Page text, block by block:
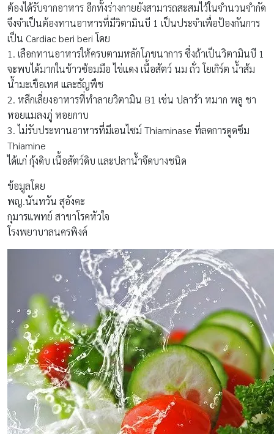
ต้องได้รับจากอาหาร อีกทั้งร่างกายยังสามารถสะสมไว้ในจำนวนจำกัด
จึงจำเป็นต้องทานอาหารที่มีวิตามินบี 1 เป็นประจำเพื่อป้องกันการ
เป็น Cardiac beri beri โดย
1. เลือกทานอาหารให้ครบตามหลักโภชนาการ ซึ่งถ้าเป็นวิตามินบี 1
จะพบได้มากในข้าวซ้อมมือ ไข่แดง เนื้อสัตว์ นม ถั่ว โยเกิร์ต น้ำส้ม
น้ำมะเขือเทศ และธัญพืช
2. หลีกเลี่ยงอาหารที่ทำลายวิตามิน B1 เช่น ปลาร้า หมาก พลู ชา
หอยแมลงภู่ หอยกาบ
3. ไม่รับประทานอาหารที่มีเอนไซม์ Thiaminase ที่ลดการดูดซึม
Thiamine
ได้แก่ กุ้งดิบ เนื้อสัตว์ดิบ และปลาน้ำจืดบางชนิด
ข้อมูลโดย
พญ.นันทวัน สุอังคะ
กุมารแพทย์ สาขาโรคหัวใจ
โรงพยาบาลนครพิงค์